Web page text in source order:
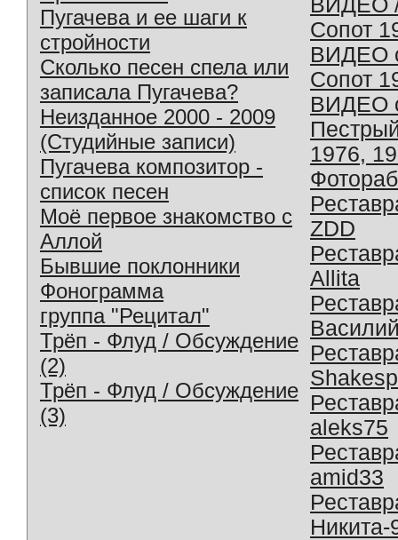
Пугачева и ее шаги к
стройности
Сколько песен спела или
записала Пугачева?
Неизданное 2000 - 2009
(Студийные записи)
Пугачева композитор -
список песен
Моё первое знакомство с
Аллой
Бывшие поклонники
Фонограмма
группа "Рецитал"
Трёп - Флуд / Обсуждение
(2)
Трёп - Флуд / Обсуждение
(3)
Сопот
ВИДЕО
Сопот
ВИДЕО
1976,
ZDD
Allita
aleks75
amid33
Никита-